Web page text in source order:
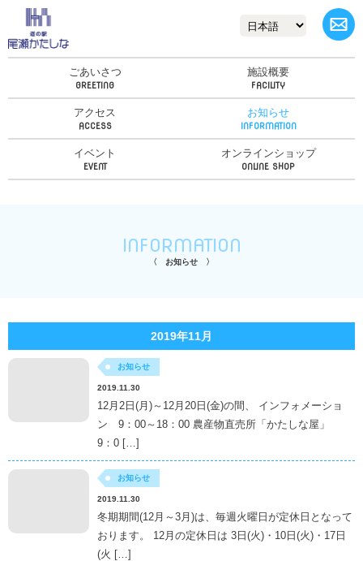
ごあいさつ 施設概要
アクセス お知らせ
イベント オンラインショップ
INFORMATION
お知らせ
2019年11月
お知らせ
2019.11.30
12月2日(月)～12月20日(金)の間、 インフォメーショ
ン 9：00～18：00 農産物直売所「かたしな屋」
9：0 […]
お知らせ
2019.11.30
冬期期間(12月～3月)は、毎週火曜日が定休日となって
おります。 12月の定休日は 3日(火)・10日(火)・17日
(火 […]